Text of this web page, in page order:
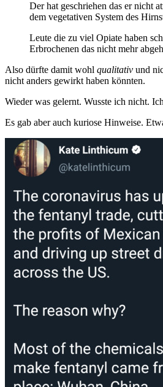
Der hat geschriehen das er nicht
dem vegetativen System des
Leute die zu viel Opiate haben
Erbrochenen das nicht mehr
Also dürfte damit wohl qualitativ und
nicht anders gewirkt haben könnten.
Wieder was gelernt. Wusste ich nicht.
Es gab aber auch kuriose Hinweise.